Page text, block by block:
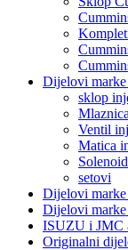
Dijelovi
sklop
Ventil
Matica
setovi
Dijelovi
Dijelovi
ISUZU i JMC
Originalni